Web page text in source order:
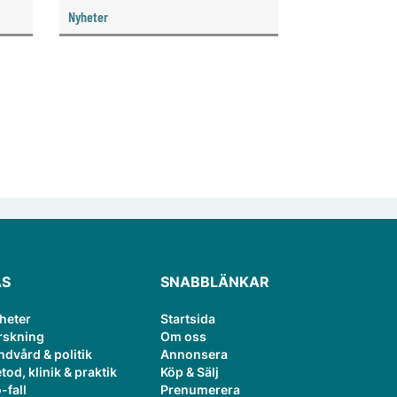
Nyheter
& politik
klinik & praktik
fall
SNABBLÄNKAR
Startsida
Om oss
Annonsera
Köp & Sälj
Prenumerera